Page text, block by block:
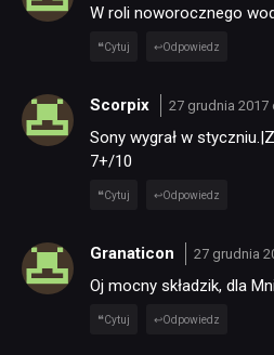
W roli noworocznego
Cytuj Odpowiedz
Scorpix 27 grudnia 2017
Sony wygrał w
7+/10
Cytuj Odpowiedz
Granaticon 27 grudnia
Oj mocny składzik, dla
Cytuj Odpowiedz